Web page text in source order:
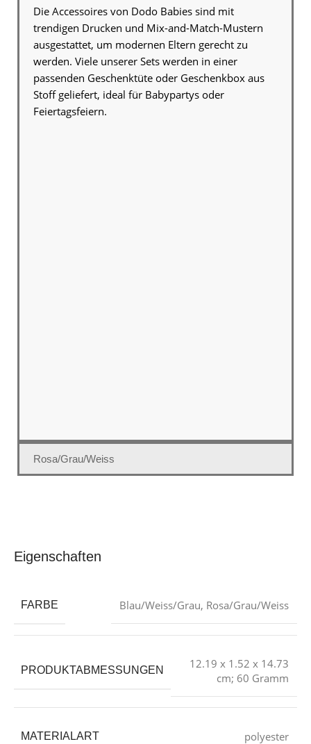
Die Accessoires von Dodo Babies sind mit
trendigen Drucken und Mix-and-Match-Mustern
ausgestattet, um modernen Eltern gerecht zu
werden. Viele unserer Sets werden in einer
passenden Geschenktüte oder Geschenkbox aus
Stoff geliefert, ideal für Babypartys oder
Feiertagsfeiern.
Rosa/Grau/Weiss
Eigenschaften
FARBE Blau/Weiss/Grau, Rosa/Grau/Weiss
PRODUKTABMESSUNGEN
‎12.19 x 1.52 x 14.73
cm; 60 Gramm
MATERIALART ‎polyester